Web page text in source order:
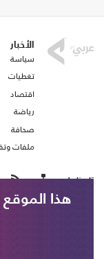
الأخبار
سياسة
تغطيات
اقتصاد
رياضة
صحافة
ملفات
تابعنا على
هذا